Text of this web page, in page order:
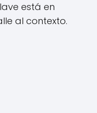
está en
al contexto.